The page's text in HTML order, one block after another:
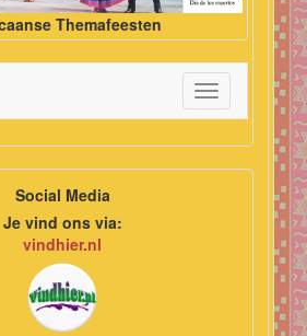
Themafeesten
Toggle
navigation
Social Media
Je vind ons via:
vindhier.nl